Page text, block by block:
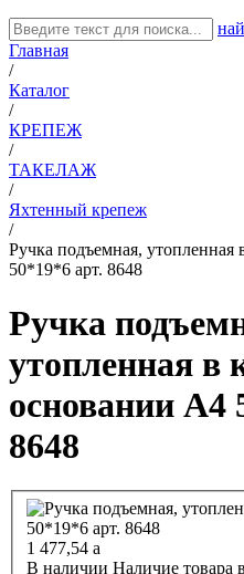
Главная
/
Каталог
/
КРЕПЕЖ
/
ТАКЕЛАЖ
/
Яхтенный крепеж
/
Ручка подъемная,
50*19*6 арт. 8648
Ручка
утопленная в
основании А4
8648
1 477,54 a
В наличии Наличие товара